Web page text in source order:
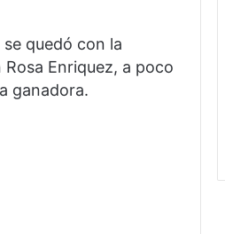
quedó con la
Enriquez, a poco
ganadora.